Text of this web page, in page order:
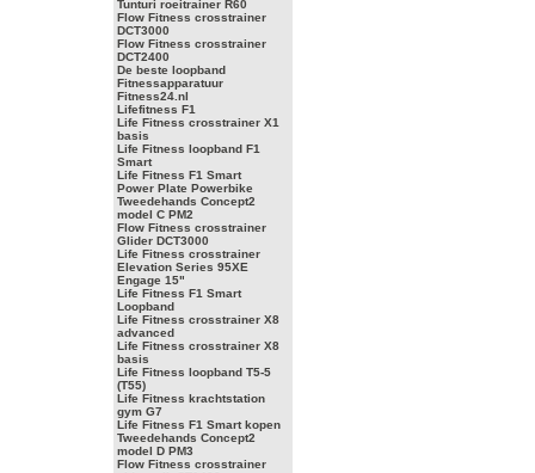
Tunturi roeitrainer R60
Flow Fitness crosstrainer
DCT3000
Flow Fitness crosstrainer
DCT2400
De beste loopband
Fitnessapparatuur
Fitness24.nl
Lifefitness F1
Life Fitness crosstrainer X1
basis
Life Fitness loopband F1
Smart
Life Fitness F1 Smart
Power Plate Powerbike
Tweedehands Concept2
model C PM2
Flow Fitness crosstrainer
Glider DCT3000
Life Fitness crosstrainer
Elevation Series 95XE
Engage 15"
Life Fitness F1 Smart
Loopband
Life Fitness crosstrainer X8
advanced
Life Fitness crosstrainer X8
basis
Life Fitness loopband T5-5
(T55)
Life Fitness krachtstation
gym G7
Life Fitness F1 Smart kopen
Tweedehands Concept2
model D PM3
Flow Fitness crosstrainer